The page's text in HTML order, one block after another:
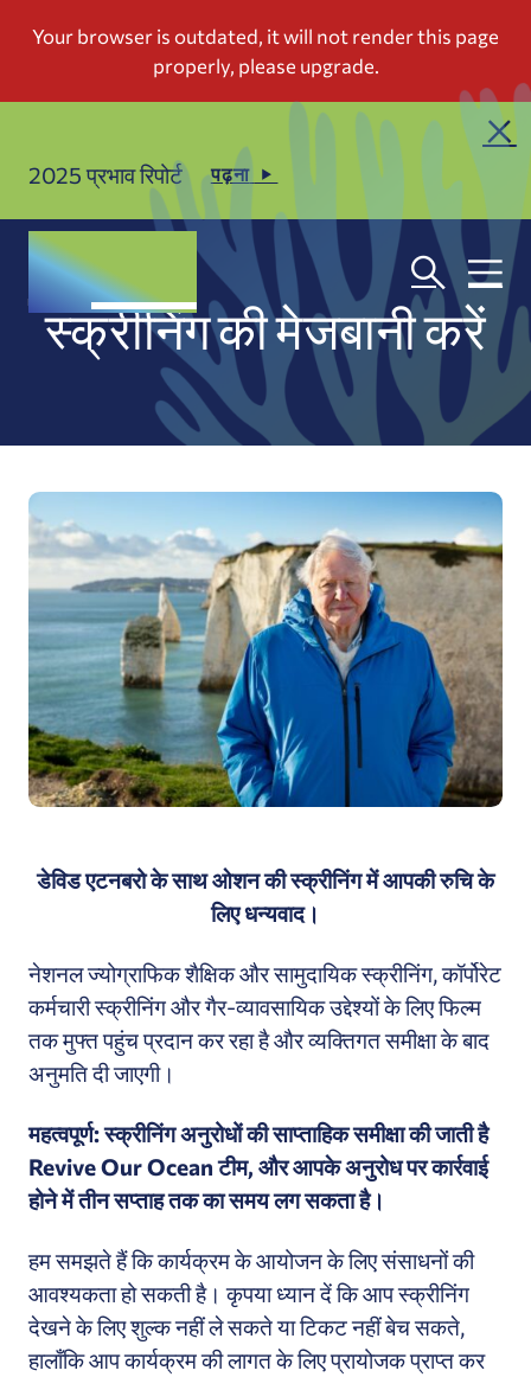
2025 प्रभाव रिपोर्ट पढ़ना
स्क्रीनिंग की मेजबानी करें
डेविड एटनबरो के साथ ओशन की स्क्रीनिंग में आपकी रुचि के
लिए धन्यवाद।
नेशनल ज्योग्राफिक शैक्षिक और सामुदायिक स्क्रीनिंग, कॉर्पोरेट
कर्मचारी स्क्रीनिंग और गैर-व्यावसायिक उद्देश्यों के लिए फिल्म
तक मुफ्त पहुंच प्रदान कर रहा है और व्यक्तिगत समीक्षा के बाद
अनुमति दी जाएगी।
महत्वपूर्ण: स्क्रीनिंग अनुरोधों की साप्ताहिक समीक्षा की जाती है
Revive Our Ocean टीम, और आपके अनुरोध पर कार्रवाई
होने में तीन सप्ताह तक का समय लग सकता है।
हम समझते हैं कि कार्यक्रम के आयोजन के लिए संसाधनों की
आवश्यकता हो सकती है। कृपया ध्यान दें कि आप स्क्रीनिंग
देखने के लिए शुल्क नहीं ले सकते या टिकट नहीं बेच सकते,
हालाँकि आप कार्यक्रम की लागत के लिए प्रायोजक प्राप्त कर